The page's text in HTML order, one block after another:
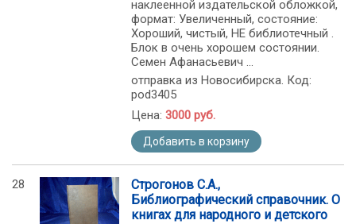
наклеенной издательской обложкой,
формат: Увеличенный, состояние:
Хороший, чистый, НЕ библиотечный .
Блок в очень хорошем состоянии.
Семен Афанасьевич ...
отправка из Новосибирска. Код:
pod3405
Цена: 3000 руб.
Добавить в корзину
28
Строгонов С.А.,
Библиографический справочник. О
книгах для народного и детского